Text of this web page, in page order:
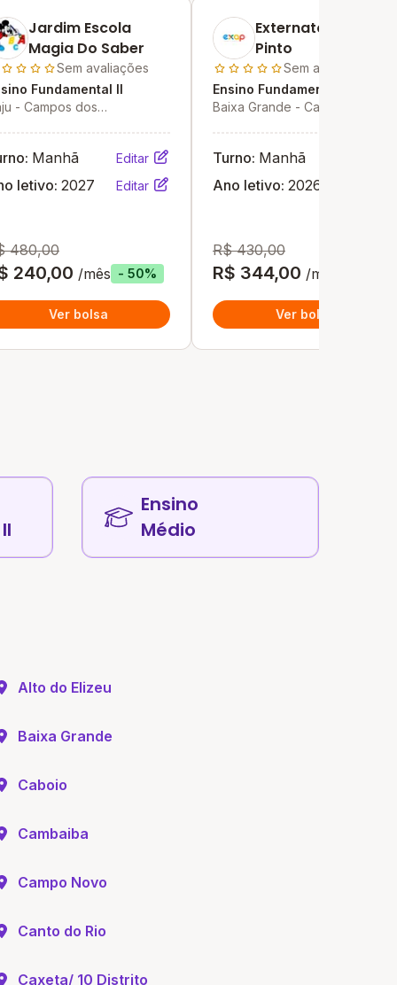
Jardim Escola
Magia Do Saber
Sem avaliações
Fundamental II
- Campos dos
Manhã Editar
letivo: 2027 Editar
480,00
240,00 /mês - 50%
Ver bolsa
Externato Azevedo
Pinto
Sem avaliações
Ensino Fundamental II
Baixa Grande - Campos dos
Turno: Manhã
Ano letivo: 2026
R$ 430,00
R$ 344,00 /mês
Ver bolsa
Ensino
Médio
Alto do Elizeu
Baixa Grande
Caboio
Cambaiba
Campo Novo
Canto do Rio
Caxeta/ 10 Distrito